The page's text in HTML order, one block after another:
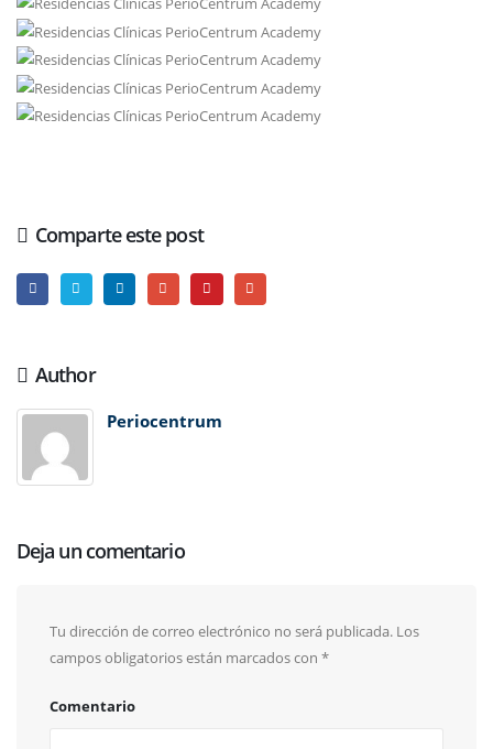
Comparte este post
Author
Periocentrum
Deja un comentario
Tu dirección de correo electrónico no será publicada. Los
campos obligatorios están marcados con *
Comentario